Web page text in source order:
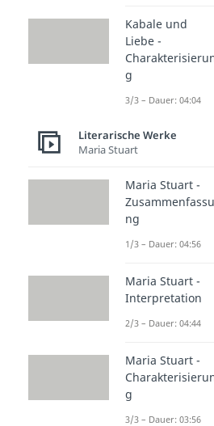
Weitere
Werke der
Der Vorleser
Dauer: 04:58
Der
Dauer: 04:46
Das Parfum -
Dauer: 05:16
Das Parfum
Kabale und
Liebe -
g
3/3 – Dauer: 04:04
Literarische Werke
Maria Stuart
Maria Stuart -
Zusammenfassu
ng
1/3 – Dauer: 04:56
Maria Stuart -
Interpretation
2/3 – Dauer: 04:44
Maria Stuart -
g
3/3 – Dauer: 03:56